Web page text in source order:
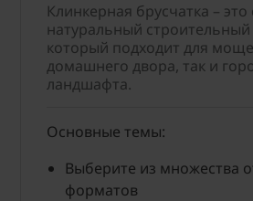
Клинкерная брусчатка –
натуральный
который подходит для
домашнего двора, так и
ландшафта.
Основные темы:
Выберите из множества
форматов